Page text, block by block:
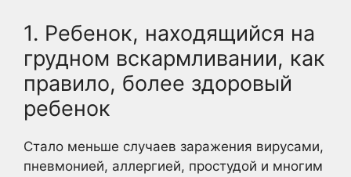
1. Ребенок, находящийся на
грудном вскармливании, как
правило, более здоровый
ребенок
Стало меньше случаев заражения вирусами,
пневмонией, аллергией, простудой и многим